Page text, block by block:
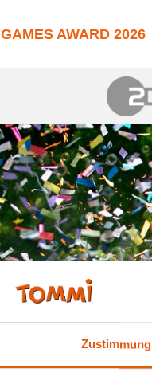
Zustimmung
GAMES AWARD 2026